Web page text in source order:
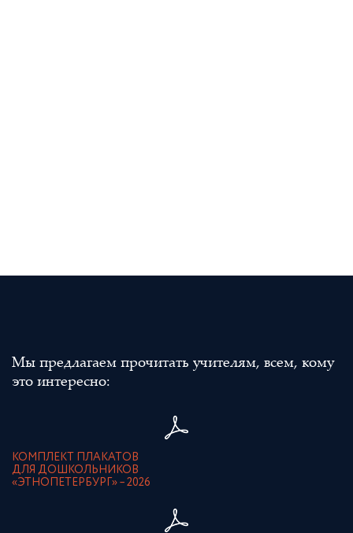
Мы предлагаем прочитать учителям, всем, кому
это интересно:
КОМПЛЕКТ ПЛАКАТОВ
ДЛЯ ДОШКОЛЬНИКОВ
«ЭТНОПЕТЕРБУРГ» – 2026